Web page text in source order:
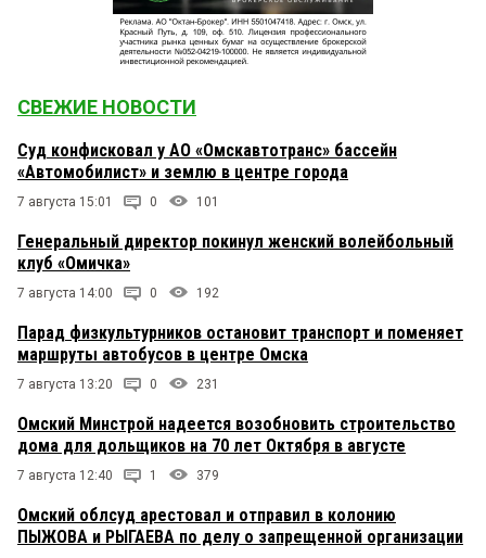
СВЕЖИЕ НОВОСТИ
Суд конфисковал у АО «Омскавтотранс» бассейн
«Автомобилист» и землю в центре города
7 августа 15:01 0 101
Генеральный директор покинул женский волейбольный
клуб «Омичка»
7 августа 14:00 0 192
Парад физкультурников остановит транспорт и поменяет
маршруты автобусов в центре Омска
7 августа 13:20 0 231
Омский Минстрой надеется возобновить строительство
дома для дольщиков на 70 лет Октября в августе
7 августа 12:40 1 379
Омский облсуд арестовал и отправил в колонию
ПЫЖОВА и РЫГАЕВА по делу о запрещенной организации